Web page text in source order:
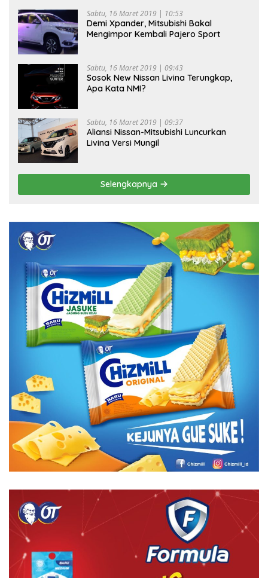
Sabtu, 16 Maret 2019 | 10:53
Demi Xpander, Mitsubishi Bakal
Mengimpor Kembali Pajero Sport
Sabtu, 16 Maret 2019 | 09:43
Sosok New Nissan Livina Terungkap,
Apa Kata NMI?
Sabtu, 16 Maret 2019 | 09:37
Aliansi Nissan-Mitsubishi Luncurkan
Livina Versi Mungil
Selengkapnya